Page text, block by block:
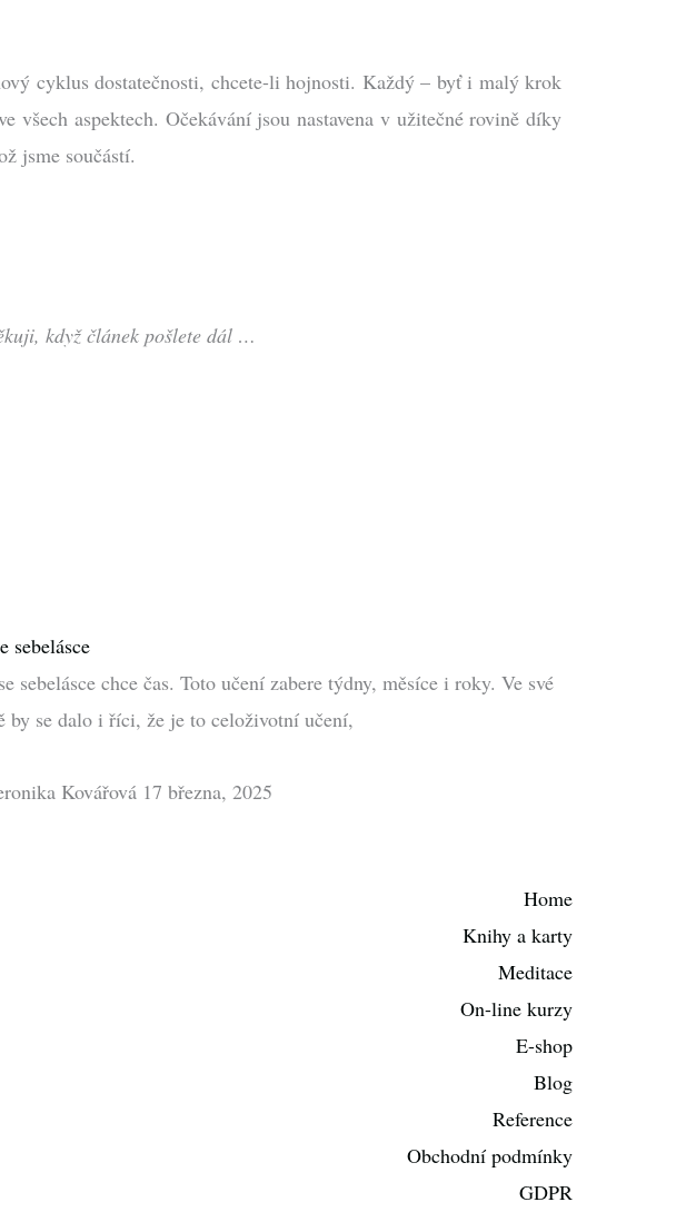
cyklus dostatečnosti, chcete-li hojnosti. Každý – byť i malý krok
aspektech. Očekávání jsou nastavena v užitečné rovině díky
jsme součástí.
když článek pošlete dál …
sebelásce
sebelásce chce čas. Toto učení zabere týdny, měsíce i roky. Ve své
by se dalo i říci, že je to celoživotní učení,
Kovářová 17 března, 2025
Home
Knihy a karty
Meditace
On-line kurzy
E-shop
Blog
Reference
Obchodní podmínky
GDPR